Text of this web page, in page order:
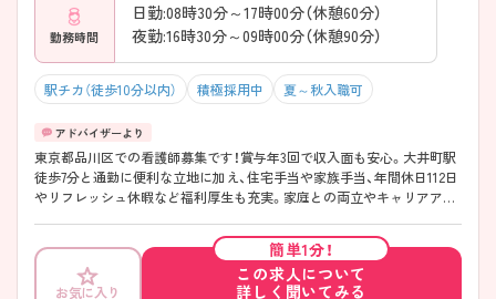
勤務時間
日勤:08時30分～17時00分（休憩60分）
夜勤:16時30分～09時00分（休憩90分）
駅チカ（徒歩10分以内） 積極採用中 夏～秋入職可
東京都品川区での看護師募集です！賞与年3回で収入面も安心。大井町駅
徒歩7分と通勤に便利な立地に加え、住宅手当や家族手当、年間休日112日
やリフレッシュ休暇など福利厚生も充実。家庭との両立やキャリアアッ
お気に入り
簡単1分！
この求人について
詳しく聞いてみる